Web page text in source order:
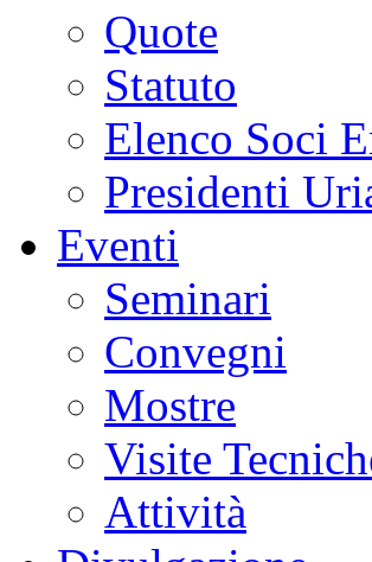
Quote
Statuto
Elenco Soci
Presidenti
Eventi
Seminari
Convegni
Mostre
Visite
Attività